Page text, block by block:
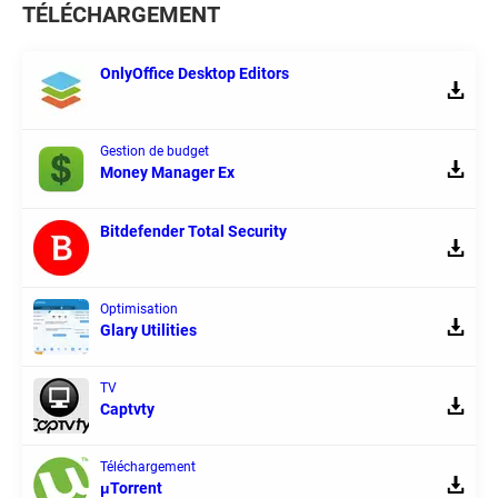
TÉLÉCHARGEMENT
OnlyOffice Desktop Editors
Gestion de budget
Money Manager Ex
Bitdefender Total Security
Optimisation
Glary Utilities
TV
Captvty
Téléchargement
μTorrent